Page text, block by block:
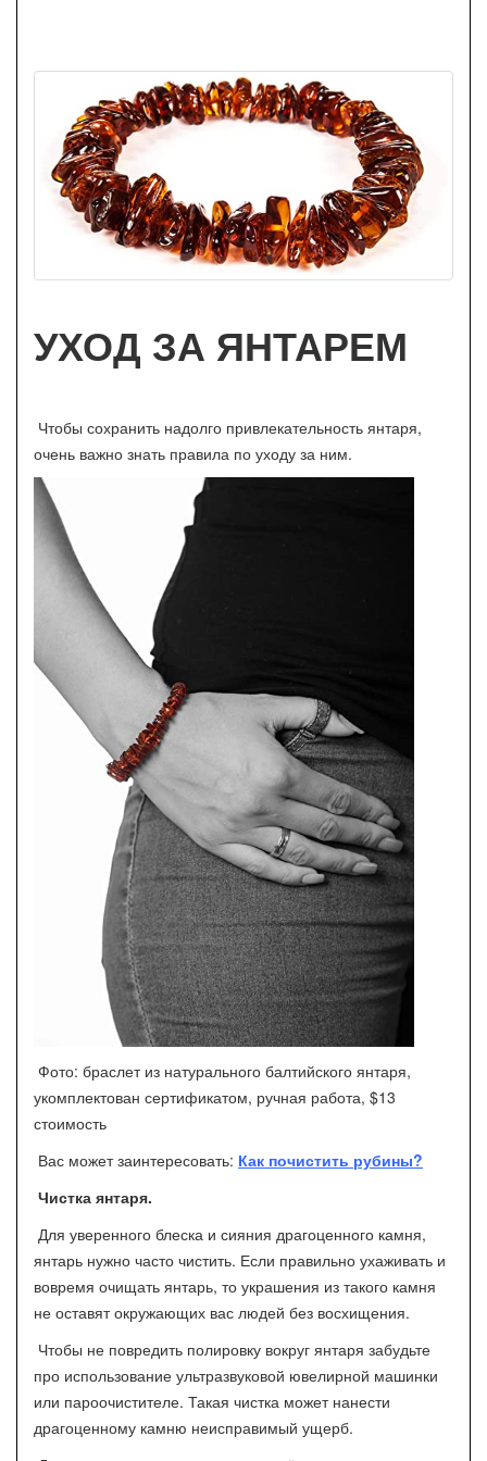
УХОД ЗА ЯНТАРЕМ
Чтобы сохранить надолго привлекательность янтаря,
очень важно знать правила по уходу за ним.
Фото: браслет из натурального балтийского янтаря,
укомплектован сертификатом, ручная работа, $13
стоимость
Вас может заинтересовать: Как почистить рубины?
Чистка янтаря.
Для уверенного блеска и сияния драгоценного камня,
янтарь нужно часто чистить. Если правильно ухаживать и
вовремя очищать янтарь, то украшения из такого камня
не оставят окружающих вас людей без восхищения.
Чтобы не повредить полировку вокруг янтаря забудьте
про использование ультразвуковой ювелирной машинки
или пароочистителе. Такая чистка может нанести
драгоценному камню неисправимый ущерб.